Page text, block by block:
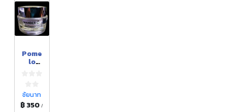
Pome
lo
ชัยนาท
฿ 350/